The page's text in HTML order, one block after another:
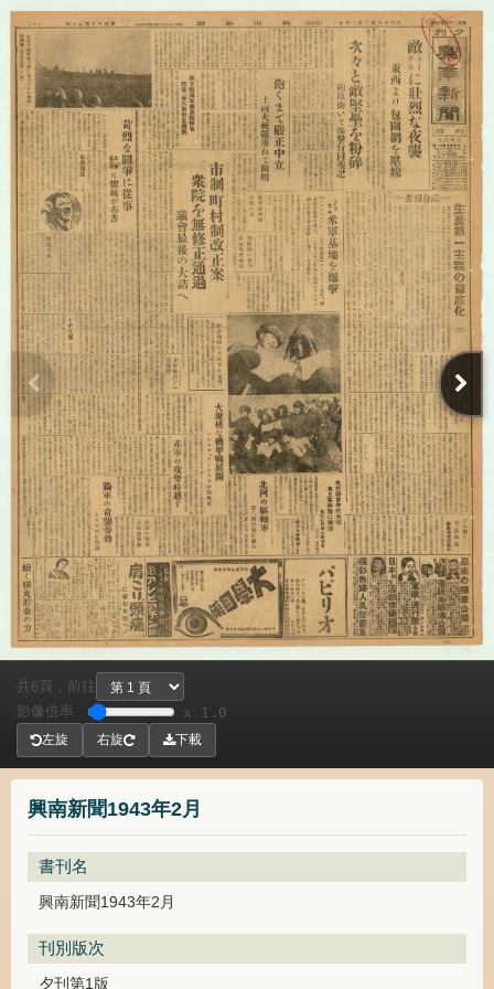
興南新聞1943年2月
書刊名
興南新聞1943年2月
刊別版次
夕刊第1版
共 6頁， 前往
影像倍率
x 1.0
左旋 右旋 下載